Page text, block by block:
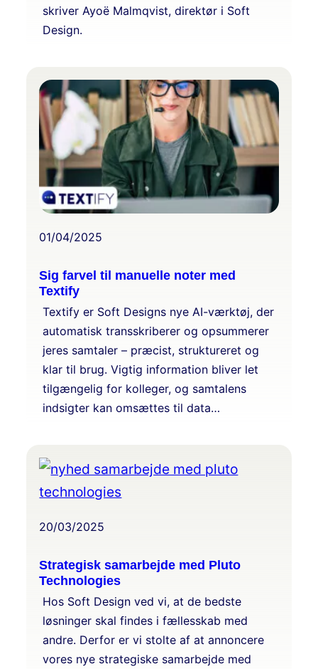
skriver Ayoë Malmqvist, direktør i Soft
Design.
01/04/2025
Sig farvel til manuelle noter med
Textify
Textify er Soft Designs nye AI-værktøj, der
automatisk transskriberer og opsummerer
jeres samtaler – præcist, struktureret og
klar til brug. Vigtig information bliver let
tilgængelig for kolleger, og samtalens
indsigter kan omsættes til data…
20/03/2025
Strategisk samarbejde med Pluto
Technologies
Hos Soft Design ved vi, at de bedste
løsninger skal findes i fællesskab med
andre. Derfor er vi stolte af at annoncere
vores nye strategiske samarbejde med